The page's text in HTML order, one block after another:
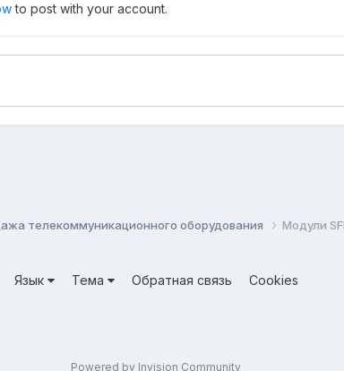
to post with your account.
телекоммуникационного оборудования Модули
Язык Тема Обратная связь
Cookies
Powered by Invision Community